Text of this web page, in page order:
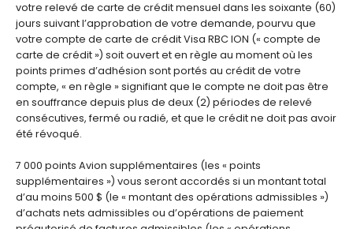
votre relevé de carte de crédit mensuel dans les soixante (60)
jours suivant l’approbation de votre demande, pourvu que
votre compte de carte de crédit Visa RBC ION (« compte de
carte de crédit ») soit ouvert et en règle au moment où les
points primes d’adhésion sont portés au crédit de votre
compte, « en règle » signifiant que le compte ne doit pas être
en souffrance depuis plus de deux (2) périodes de relevé
consécutives, fermé ou radié, et que le crédit ne doit pas avoir
été révoqué.
7 000 points Avion supplémentaires (les « points
supplémentaires ») vous seront accordés si un montant total
d’au moins 500 $ (le « montant des opérations admissibles »)
d’achats nets admissibles ou d’opérations de paiement